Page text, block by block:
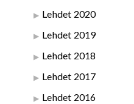
Lehdet 2020
Lehdet 2019
Lehdet 2018
Lehdet 2017
Lehdet 2016